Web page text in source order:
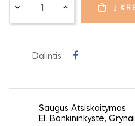
Į
Dalintis
Saugus Atsiskaitymas
El. Bankininkystė,